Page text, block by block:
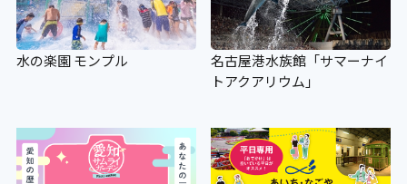
水の楽園 モンプル
名古屋港水族館「サマーナイ
トアクアリウム」